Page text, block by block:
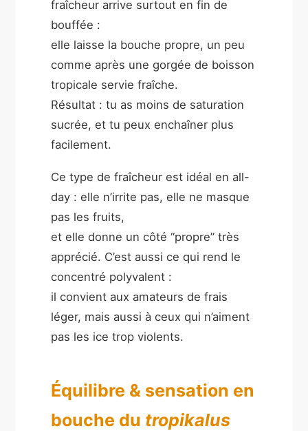
fraîcheur arrive surtout en fin de
bouffée :
elle laisse la bouche propre, un peu
comme après une gorgée de boisson
tropicale servie fraîche.
Résultat : tu as moins de saturation
sucrée, et tu peux enchaîner plus
facilement.
Ce type de fraîcheur est idéal en all-
day : elle n’irrite pas, elle ne masque
pas les fruits,
et elle donne un côté “propre” très
apprécié. C’est aussi ce qui rend le
concentré polyvalent :
il convient aux amateurs de frais
léger, mais aussi à ceux qui n’aiment
pas les ice trop violents.
Équilibre & sensation en
bouche du tropikalus